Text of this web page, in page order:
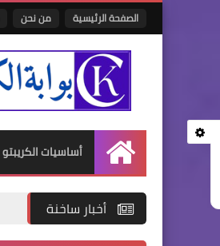
الصفحة الرئيسية من نحن
الرئيسية
أساسيات الكريبتو
أخبار ساخنة